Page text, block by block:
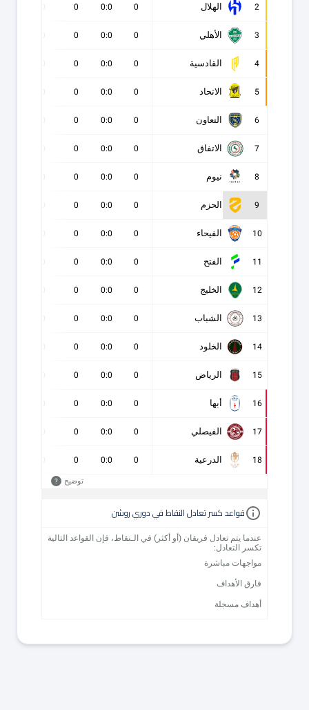
2 الهلال 0
0:0
0
3 الأهلي 0
0:0
0
4 القادسية 0
0:0
0
5 الاتحاد 0
0:0
0
6 التعاون 0
0:0
0
7 الاتفاق 0
0:0
0
8 نيوم 0
0:0
0
9 الحزم 0
0:0
0
10 الفيحاء 0
0:0
0
11 الفتح 0
0:0
0
12 الخليج 0
0:0
0
13 الشباب 0
0:0
0
14 الخلود 0
0:0
0
15 الرياض 0
0:0
0
16 أبها 0
0:0
0
17 الفيصلي 0
0:0
0
18 الدرعية 0
0:0
0
توضيح ?
قواعد كسر تعادل النقاط في دوري روشن
عندما يتم تعادل فريقان (أو أكثر) في الـنقاط، فإن القواعد التالية
تكسر التعادل:
مواجهات مباشرة
فارق الأهداف
أهداف مسجلة